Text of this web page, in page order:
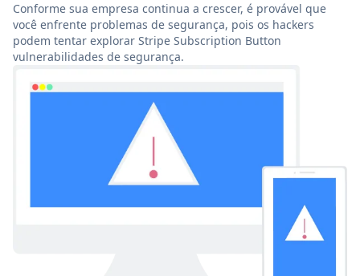
Conforme sua empresa continua a crescer, é provável que
você enfrente problemas de segurança, pois os hackers
podem tentar explorar Stripe Subscription Button
vulnerabilidades de segurança.